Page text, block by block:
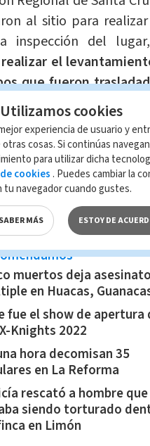
al sitio para
inspección del
realizar el
que fueron
Judicial para
autopsia.
en torno al
para establecer el
con el tercer
habría dado a la fuga.
muertos deja asesinato
en Huacas,
fue el show de apertura
Knights 2022
hora decomisan 35
en La Reforma
rescató a hombre que
siendo torturado
en Limón
Utilizamos cookies
experiencia de usuario y
cosas. Si continúas
para utilizar dicha
cookies . Puedes cambiar la
tu navegador cuando gustes.
MÁS ESTOY DE